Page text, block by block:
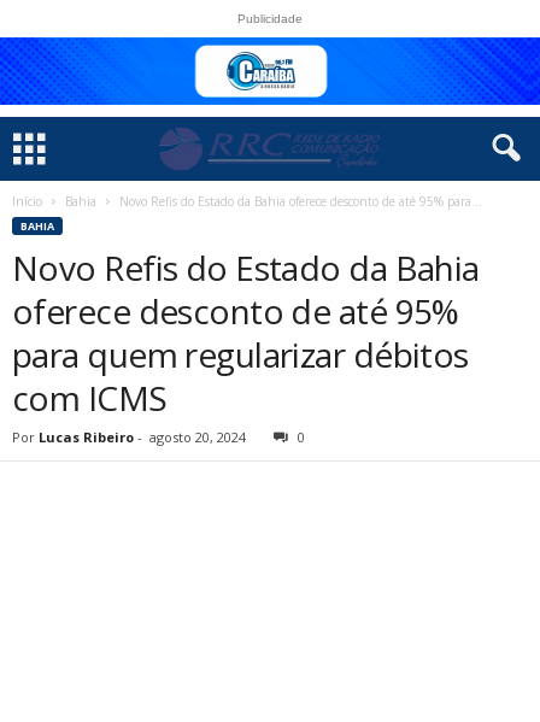
Publicidade
Início Bahia Novo Refis do Estado da Bahia oferece desconto de até 95% para...
BAHIA
Novo Refis do Estado da Bahia
oferece desconto de até 95%
para quem regularizar débitos
com ICMS
Por Lucas Ribeiro - agosto 20, 2024 0